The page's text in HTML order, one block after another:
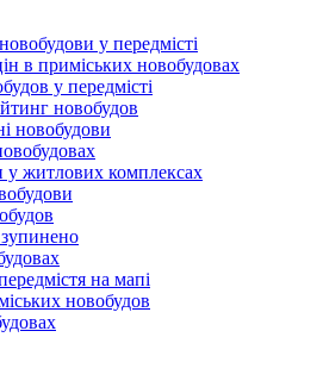
у передмісті
в приміських новобудовах
у передмісті
новобудов
новобудови
у житлових комплексах
на мапі
новобудов